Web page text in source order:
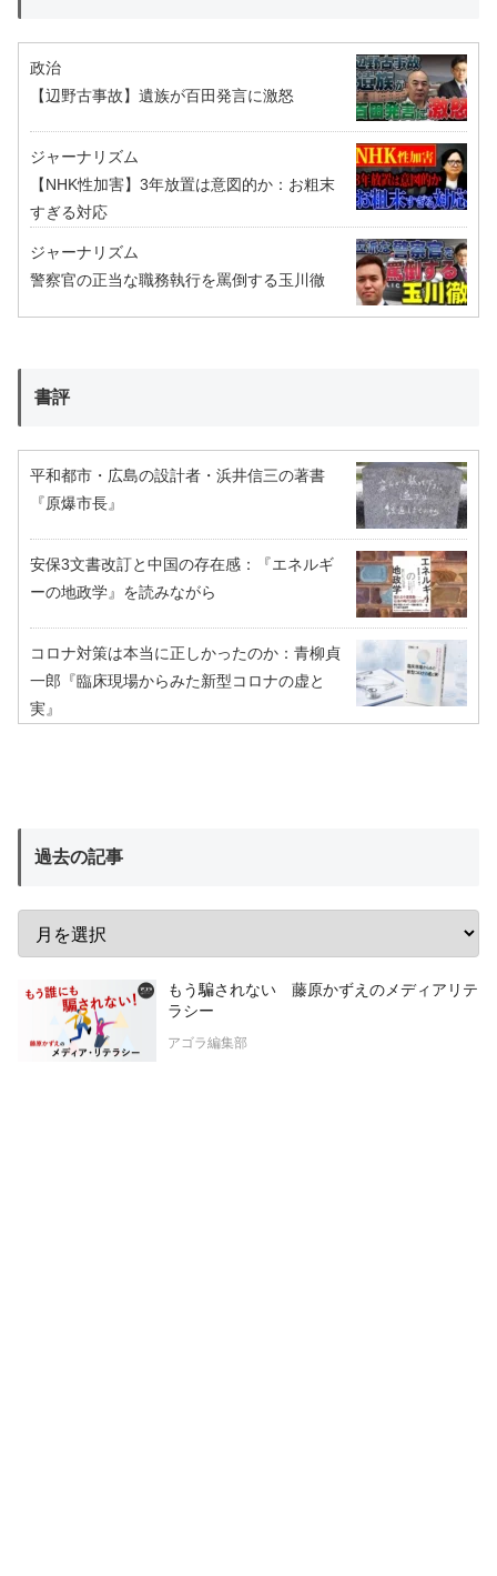
政治
【辺野古事故】遺族が百田発言に激怒
ジャーナリズム
【NHK性加害】3年放置は意図的か：お粗末
すぎる対応
ジャーナリズム
警察官の正当な職務執行を罵倒する玉川徹
書評
平和都市・広島の設計者・浜井信三の著書
『原爆市長』
安保3文書改訂と中国の存在感：『エネルギ
ーの地政学』を読みながら
コロナ対策は本当に正しかったのか：青柳貞
一郎『臨床現場からみた新型コロナの虚と
実』
過去の記事
もう騙されない 藤原かずえのメディアリテ
ラシー
アゴラ編集部